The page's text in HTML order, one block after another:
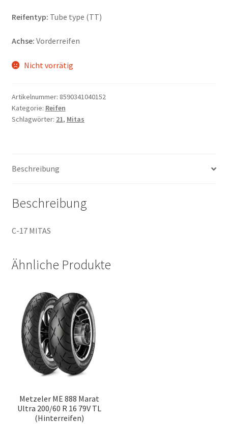
Reifentyp: Tube type (TT)
Achse: Vorderreifen
Nicht vorrätig
Artikelnummer: 8590341040152
Kategorie: Reifen
Schlagwörter: 21, Mitas
Beschreibung
Beschreibung
C-17 MITAS
Ähnliche Produkte
Metzeler ME 888 Marat
Ultra 200/60 R 16 79V TL
(Hinterreifen)